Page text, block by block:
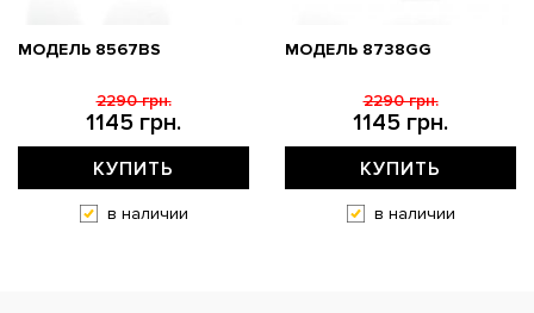
МОДЕЛЬ 8567BS
1145 грн.
2290 грн.
КУПИТЬ
в наличии
МОДЕЛЬ 8738GG
1145 грн.
2290 грн.
КУПИТЬ
в наличии